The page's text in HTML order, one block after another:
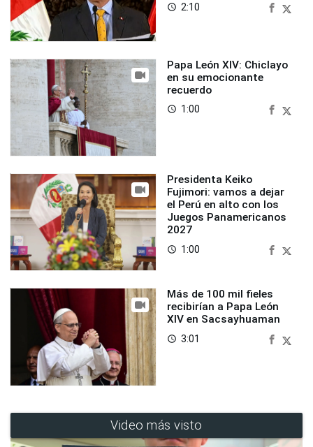
access_time 2:10
Papa León XIV: Chiclayo
en su emocionante
recuerdo
access_time 1:00
Presidenta Keiko
Fujimori: vamos a dejar
el Perú en alto con los
Juegos Panamericanos
2027
access_time 1:00
Más de 100 mil fieles
recibirían a Papa León
XIV en Sacsayhuaman
access_time 3:01
Video más visto